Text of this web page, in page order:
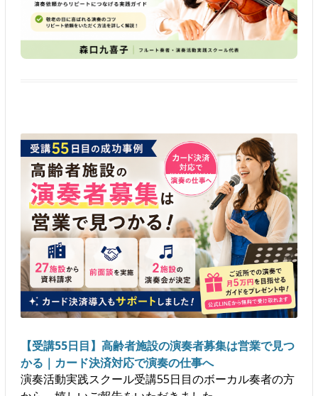
【受講55日目】高齢者施設の演奏者募集は営業で見つ
かる｜カード決済対応で演奏の仕事へ
演奏活動実践スクール受講55日目のボーカル奏者の方